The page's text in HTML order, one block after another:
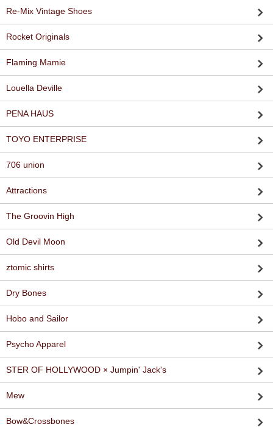
Re-Mix Vintage Shoes
Rocket Originals
Flaming Mamie
Louella Deville
PENA HAUS
TOYO ENTERPRISE
706 union
Attractions
The Groovin High
Old Devil Moon
ztomic shirts
Dry Bones
Hobo and Sailor
Psycho Apparel
STER OF HOLLYWOOD × Jumpin' Jack's
Mew
Bow&Crossbones